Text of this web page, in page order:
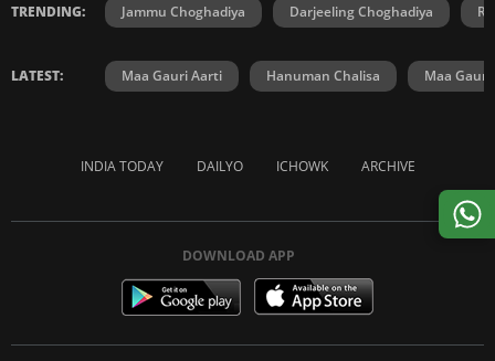
TRENDING: Jammu Choghadiya Darjeeling Choghadiya
LATEST: Maa Gauri Aarti Hanuman Chalisa Maa Gauri
INDIA TODAY DAILYO ICHOWK ARCHIVE
DOWNLOAD APP